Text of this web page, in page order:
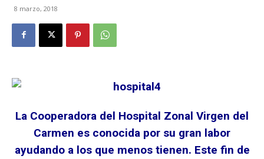
8 marzo, 2018
La Cooperadora del Hospital Zonal Virgen del
Carmen es conocida por su gran labor
ayudando a los que menos tienen. Este fin de